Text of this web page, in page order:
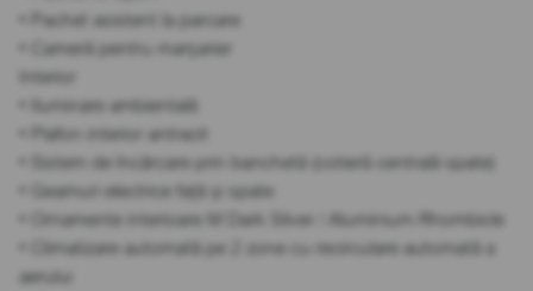
• Pachet asistent la parcare
• Cameră pentru marșarier
Interior
• Iluminare ambientală
• Plafon interior antracit
• Sistem de încărcare prin banchetă (cotieră centrală spate)
• Geamuri electrice față și spate
• Ornamente interioare M Dark Silver / Aluminium Rhombicle
• Climatizare automată pe 2 zone cu recirculare automată a
aerului